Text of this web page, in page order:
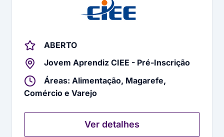
ABERTO
Jovem Aprendiz CIEE - Pré-Inscrição
Áreas: Alimentação, Magarefe,
Comércio e Varejo
Ver detalhes